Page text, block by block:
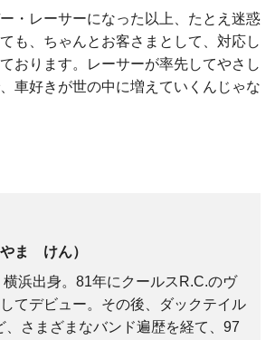
・レーサーになった以上、たとえ迷惑
も、ちゃんとお客さまとして、対応し
おります。レーサーが率先してやさし
車好きが世の中に増えていくんじゃな
ま けん）
浜出身。81年にクールスR.C.のヴ
てデビュー。その後、ダックテイル
、さまざまなバンド遍歴を経て、97